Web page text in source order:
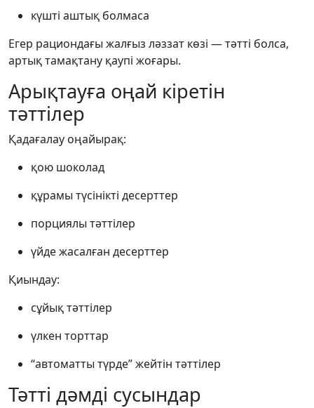
күшті аштық болмаса
Егер рациондағы жалғыз ләззат көзі — тәтті болса,
артық тамақтану қаупі жоғары.
Арықтауға оңай кіретін
тәттілер
Қадағалау оңайырақ:
қою шоколад
құрамы түсінікті десерттер
порциялы тәттілер
үйде жасалған десерттер
Қиындау:
сұйық тәттілер
үлкен торттар
“автоматты түрде” жейтін тәттілер
Тәтті дәмді сусындар